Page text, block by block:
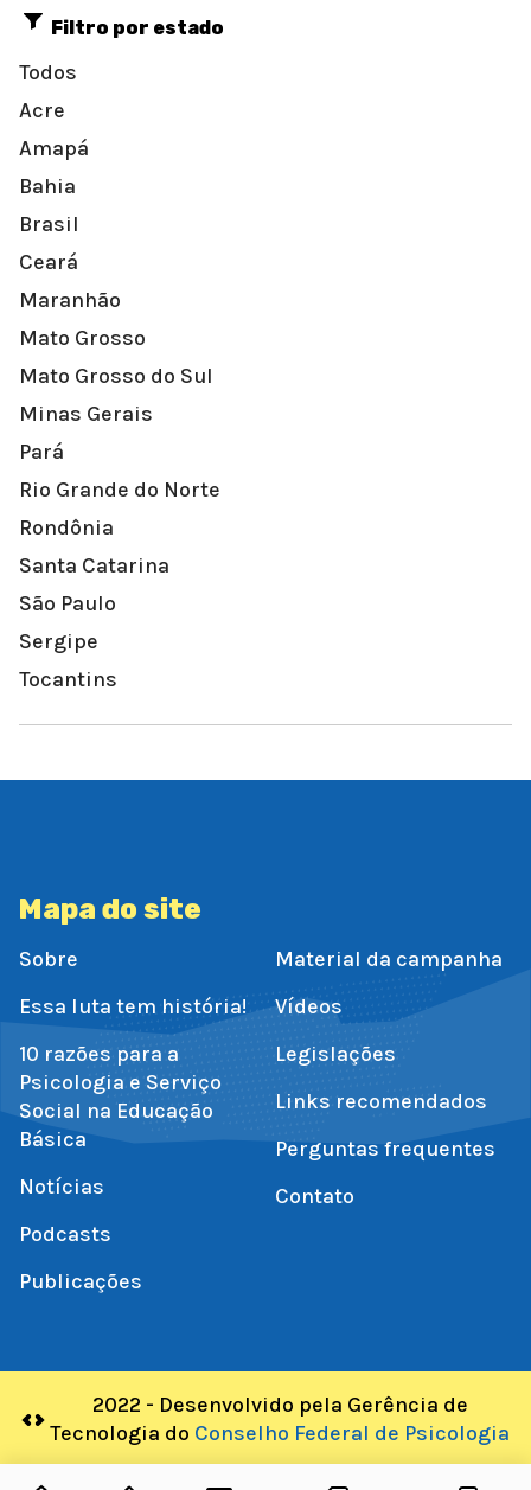
Filtro por estado
Todos
Acre
Amapá
Bahia
Brasil
Ceará
Maranhão
Mato Grosso
Mato Grosso do Sul
Minas Gerais
Pará
Rio Grande do Norte
Rondônia
Santa Catarina
São Paulo
Sergipe
Tocantins
Mapa do site
Sobre
Essa luta tem história!
10 razões para a
Psicologia e Serviço
Social na Educação
Básica
Notícias
Podcasts
Publicações
Material da campanha
Vídeos
Legislações
Links recomendados
Perguntas frequentes
Contato
2022 - Desenvolvido pela Gerência de
Tecnologia do Conselho Federal de Psicologia